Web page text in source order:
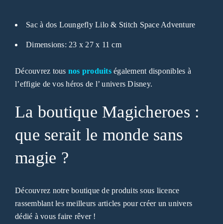
Sac à dos Loungefly Lilo & Stitch Space Adventure
Dimensions: 23 x 27 x 11 cm
Découvrez tous nos produitségalement disponibles à
l’effigie de vos héros de l’ univers Disney.
La boutique Magicheroes :
que serait le monde sans
magie ?
Découvrez notre boutique de produits sous licence
rassemblant les meilleurs articles pour créer un univers
dédié à vous faire rêver !